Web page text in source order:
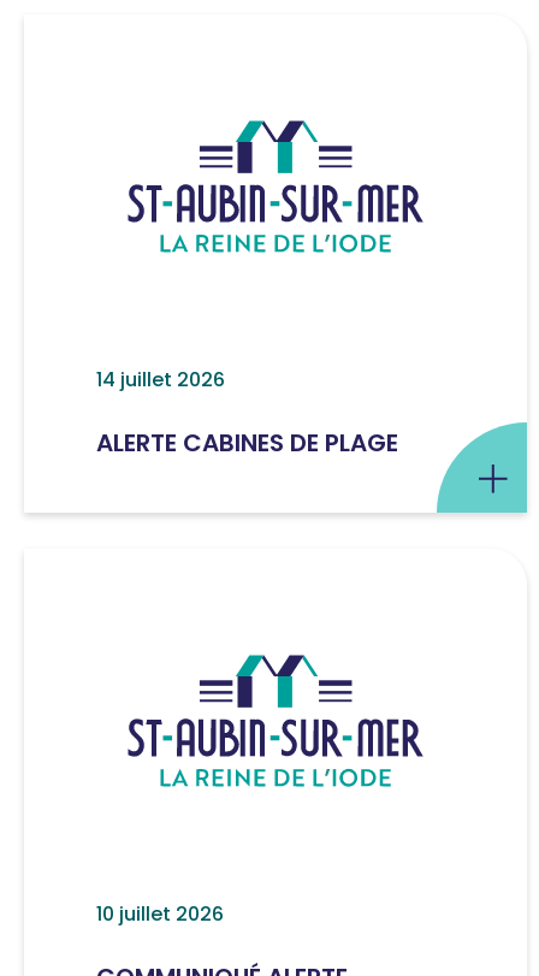
14 juillet 2026
ALERTE CABINES DE PLAGE
10 juillet 2026